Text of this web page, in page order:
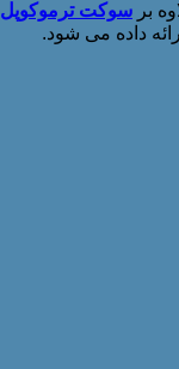
سوکت ترموکوپل
داده می شود.